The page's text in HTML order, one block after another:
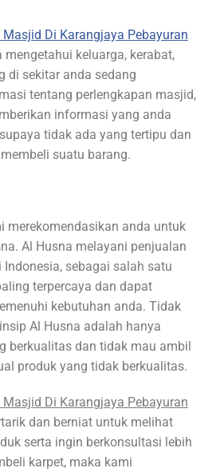
Di Karangjaya Pebayuran
mengetahui keluarga, kerabat,
di sekitar anda sedang
tentang perlengkapan masjid,
informasi yang anda
tidak ada yang tertipu dan
suatu barang.
merekomendasikan anda untuk
Al Husna melayani penjualan
sebagai salah satu
terpercaya dan dapat
kebutuhan anda. Tidak
Al Husna adalah hanya
berkualitas dan tidak mau ambil
produk yang tidak berkualitas.
Di Karangjaya Pebayuran
dan berniat untuk melihat
serta ingin berkonsultasi lebih
karpet, maka kami